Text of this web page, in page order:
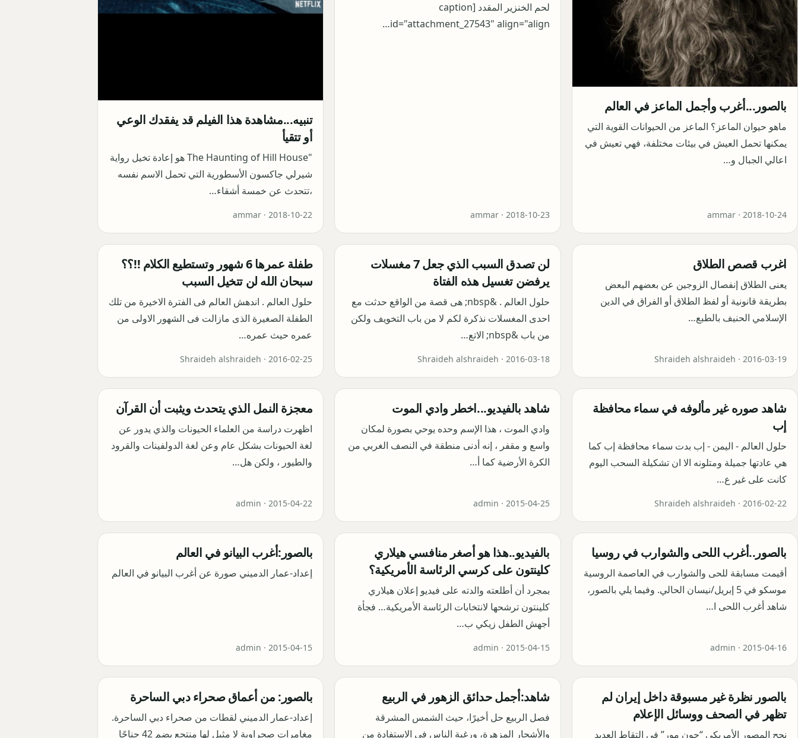
بالصور...أغرب وأجمل الماعز في العالم
ماهو حيوان الماعز؟ الماعز من الحيوانات القوية التي
يمكنها تحمل العيش في بيئات مختلفة، فهي تعيش في
اعالي الجبال و…
ammar · 2018-10-24
لحم الخنزير المقدد [caption
id="attachment_27543" align="align…
ammar · 2018-10-23
تنبيه...مشاهدة هذا الفيلم قد يفقدك الوعي
أو تتقيأ
"The Haunting of Hill House هو إعادة تخيل رواية
شيرلي جاكسون الأسطورية التي تحمل الاسم نفسه
،تتحدث عن خمسة أشقاء…
ammar · 2018-10-22
اغرب قصص الطلاق
يعنى الطلاق إنفصال الزوجين عن بعضهم البعض
بطريقة قانونية أو لفظ الطلاق أو الفراق في الدين
الإسلامي الحنيف بالطبع…
Shraideh alshraideh · 2016-03-19
لن تصدق السبب الذي جعل 7 مغسلات
يرفضن تغسيل هذه الفتاة
حلول العالم . &nbsp; هى قصة من الواقع حدثت مع
احدى المغسلات نذكرة لكم لا من باب التخويف ولكن
من باب &nbsp; الاتع…
Shraideh alshraideh · 2016-03-18
طفلة عمرها 6 شهور وتستطيع الكلام !!؟؟
سبحان الله لن تتخيل السبب
حلول العالم . اندهش العالم فى الفترة الاخيرة من تلك
الطفلة الصغيرة الذى مازالت فى الشهور الاولى من
عمره حيث عمره…
Shraideh alshraideh · 2016-02-25
شاهد صوره غير مألوفه في سماء محافظة
إب
حلول العالم - اليمن - إب بدت سماء محافظة إب كما
هي عادتها جميلة ومتلونه الا ان تشكيلة السحب اليوم
كانت على غير ع…
Shraideh alshraideh · 2016-02-22
شاهد بالفيديو...اخطر وادي الموت
وادي الموت ، هذا الإسم وحده يوحي بصورة لمكان
واسع و مقفر ، إنه أدنى منطقة في النصف الغربي من
الكرة الأرضية كما أ…
admin · 2015-04-25
معجزة النمل الذي يتحدث ويثبت أن القرآن
اظهرت دراسة من العلماء الحيونات والذي يدور عن
لغة الحيونات بشكل عام وعن لغة الدولفينات والقرود
والطيور ، ولكن هل…
admin · 2015-04-22
بالصور..أغرب اللحى والشوارب في روسيا
أقيمت مسابقة للحى والشوارب في العاصمة الروسية
موسكو في 5 إبريل/نيسان الحالي. وفيما يلي بالصور،
شاهد أغرب اللحى ا…
admin · 2015-04-16
بالفيديو..هذا هو أصغر منافسي هيلاري
كلينتون على كرسي الرئاسة الأمريكية؟
بمجرد أن أطلعته والدته على فيديو إعلان هيلاري
كلينتون ترشحها لانتخابات الرئاسة الأمريكية… فجأة
أجهش الطفل زيكي ب…
admin · 2015-04-15
بالصور:أغرب البيانو في العالم
إعداد-عمار الدميني صورة عن أغرب البيانو في العالم
admin · 2015-04-15
بالصور نظرة غير مسبوقة داخل إيران لم
تظهر في الصحف ووسائل الإعلام
نجح المصور الأمريكي “جون مور” في التقاط العديد
شاهد:أجمل حدائق الزهور في الربيع
فصل الربيع حل أخيرًا، حيث الشمس المشرقة
والأشجار المزهرة، ورغبة الناس في الاستفادة من
بالصور: من أعماق صحراء دبي الساحرة
إعداد-عمار الدميني لقطات من صحراء دبي الساحرة.
مغامرات صحراوية لا مثيل لها منتجع يضم 42 جناحًا